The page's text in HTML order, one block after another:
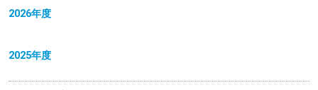
2026年度
2025年度